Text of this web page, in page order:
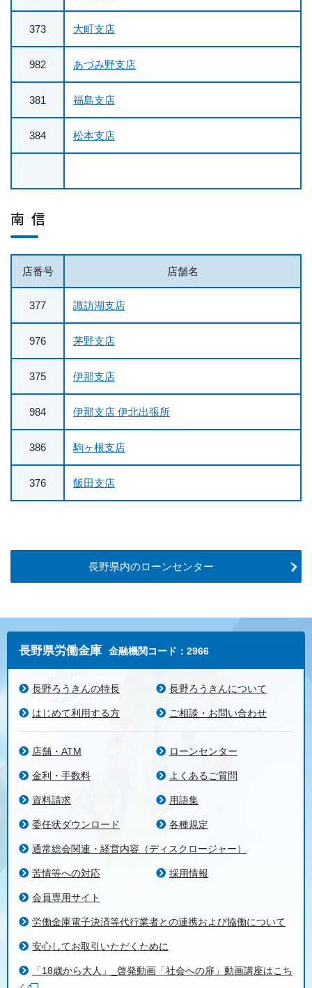
373 大町支店
982 あづみ野支店
381 福島支店
384 松本支店
南 信
店番号 店舗名
377 諏訪湖支店
976 茅野支店
375 伊那支店
984 伊那支店 伊北出張所
386 駒ヶ根支店
376 飯田支店
長野県内のローンセンター
長野県労働金庫 金融機関コード：2966
長野ろうきんの特長 長野ろうきんについて
はじめて利用する方 ご相談・お問い合わせ
店舗・ATM ローンセンター
金利・手数料 よくあるご質問
資料請求 用語集
委任状ダウンロード 各種規定
通常総会関連・経営内容（ディスクロージャー）
苦情等への対応 採用情報
会員専用サイト
労働金庫電子決済等代行業者との連携および協働について
安心してお取引いただくために
「18歳から大人」_啓発動画「社会への扉」動画講座はこち